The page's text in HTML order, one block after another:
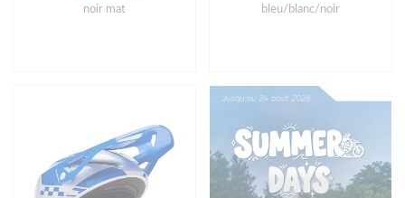
noir mat bleu/blanc/noir